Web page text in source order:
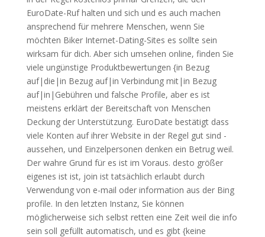
EuroDate-Ruf halten und sich und es auch machen
ansprechend für mehrere Menschen, wenn Sie
möchten Biker Internet-Dating-Sites es sollte sein
wirksam für dich. Aber sich umsehen online, finden Sie
viele ungünstige Produktbewertungen {in Bezug
auf|die|in Bezug auf|in Verbindung mit|in Bezug
auf|in|Gebühren und falsche Profile, aber es ist
meistens erklärt der Bereitschaft von Menschen
Deckung der Unterstützung. EuroDate bestätigt dass
viele Konten auf ihrer Website in der Regel gut sind -
aussehen, und Einzelpersonen denken ein Betrug weil.
Der wahre Grund für es ist im Voraus. desto größer
eigenes ist ist, join ist tatsächlich erlaubt durch
Verwendung von e-mail oder information aus der Bing
profile. In den letzten Instanz, Sie können
möglicherweise sich selbst retten eine Zeit weil die info
sein soll gefüllt automatisch, und es gibt {keine